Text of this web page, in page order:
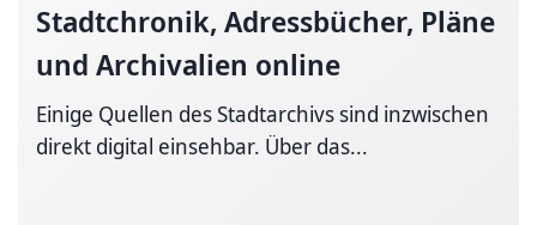
Stadtchronik, Adressbücher, Pläne
und Archivalien online
Einige Quellen des Stadtarchivs sind inzwischen
direkt digital einsehbar. Über das...